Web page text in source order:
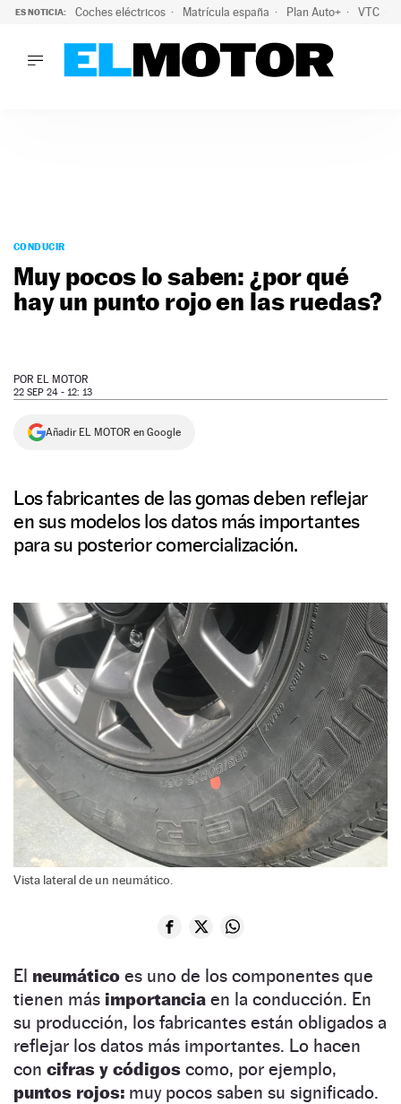
ES NOTICIA: Coches eléctricos Matrícula españa Plan Auto+ VTC
PODCAST
MOTOS
TECNOLOGÍA
SUPERCOCHES
SERVICIOS
NEWSLETTER
CONDUCIR
Muy pocos lo saben: ¿por qué
hay un punto rojo en las ruedas?
POR EL MOTOR
22 SEP 24 - 12: 13
Añadir EL MOTOR en Google
Los fabricantes de las gomas deben reflejar
en sus modelos los datos más importantes
para su posterior comercialización.
Vista lateral de un neumático.
El neumático es uno de los componentes que
tienen más importancia en la conducción. En
su producción, los fabricantes están obligados a
reflejar los datos más importantes. Lo hacen
con cifras y códigos como, por ejemplo,
puntos rojos: muy pocos saben su significado.